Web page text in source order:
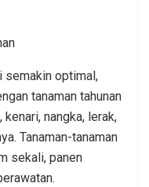
semakin optimal,
tanaman tahunan
nangka, lerak,
Tanaman-tanaman
sekali, panen